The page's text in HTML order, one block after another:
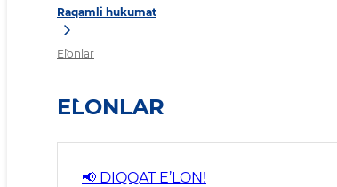
Raqamli hukumat
E`lonlar
E`LONLAR
📢 DIQQAT E’LON!